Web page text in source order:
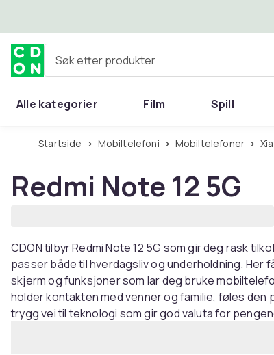
Søk etter produkter
Alle kategorier Film Spill
Startside Mobiltelefoni Mobiltelefoner
Redmi Note 12 5G
CDON tilbyr Redmi Note 12 5G som gir deg rask
passer både til hverdagsliv og underholdning. Her
skjerm og funksjoner som lar deg bruke
holder kontakten med venner og familie, føles den
trygg vei til teknologi som gir god valuta for